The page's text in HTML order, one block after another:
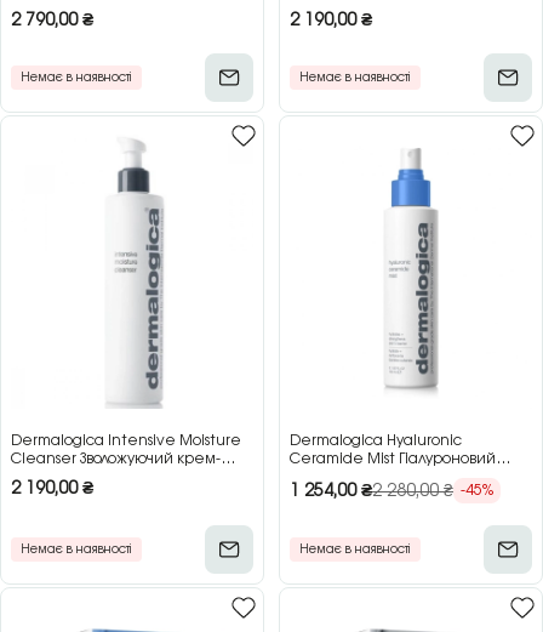
очищувач для обличчя з ефектом
2-в-1, 250 мл
2 790,00₴
Немає в наявності
кислотою для оновлення шкіри,
150 мл
2 190,00₴
Немає в наявності
Dermalogica Intensive Moisture
Cleanser Зволожуючий крем-
очищувач для сухої шкіри, 150
мл
2 190,00₴
Немає в наявності
Dermalogica Hyaluronic
Ceramide Mist Гіалуроновий
зволоження шкіри, 150 мл
1 254,00₴2 280,00₴ -45%
Немає в наявності